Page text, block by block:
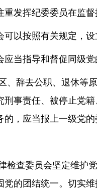
重发挥纪委委员在监
可以按照有关规定，
应当指导和督促同级
、辞去公职、退休等
刑事责任、被停止党
的，应当报上一级党
检查委员会坚定维护
党的团结统一。切实